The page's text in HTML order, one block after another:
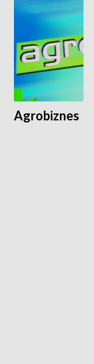
Agrobiznes